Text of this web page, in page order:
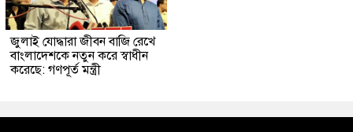
জুলাই যোদ্ধারা জীবন বাজি রেখে
বাংলাদেশকে নতুন করে স্বাধীন
করেছে: গণপূর্ত মন্ত্রী